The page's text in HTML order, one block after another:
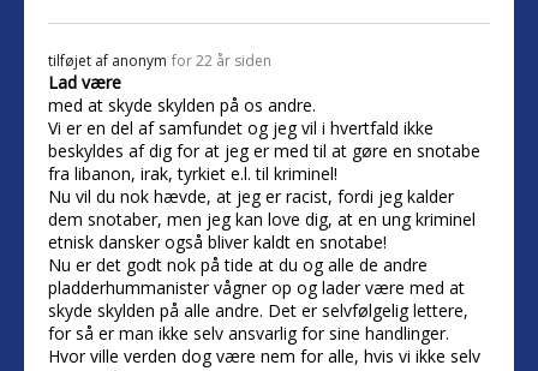
tilføjet af anonym for 22 år siden
Lad være
med at skyde skylden på os andre.
Vi er en del af samfundet og jeg vil i hvertfald ikke
beskyldes af dig for at jeg er med til at gøre en snotabe
fra libanon, irak, tyrkiet e.l. til kriminel!
Nu vil du nok hævde, at jeg er racist, fordi jeg kalder
dem snotaber, men jeg kan love dig, at en ung kriminel
etnisk dansker også bliver kaldt en snotabe!
Nu er det godt nok på tide at du og alle de andre
pladderhummanister vågner op og lader være med at
skyde skylden på alle andre. Det er selvfølgelig lettere,
for så er man ikke selv ansvarlig for sine handlinger.
Hvor ville verden dog være nem for alle, hvis vi ikke selv